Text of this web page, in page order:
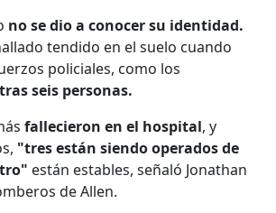
no se dio a conocer su identidad.
tendido en el suelo cuando
policiales, como los
seis personas.
fallecieron en el hospital, y
"tres están siendo operados de
están estables, señaló Jonathan
de Allen.